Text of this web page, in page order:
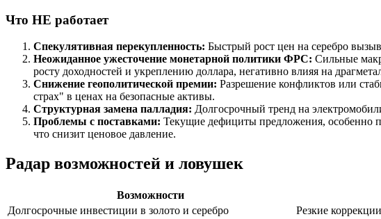
Что НЕ работает
Спекулятивная перекупленность: Быстрый рост цен на серебро
Неожиданное ужесточение монетарной политики ФРС: Сильные
росту доходностей и укреплению доллара, негативно влияя на
Снижение геополитической премии: Разрешение конфликтов или
страх" в ценах на безопасные активы.
Структурная замена палладия: Долгосрочный тренд на
Проблемы с поставками: Текущие дефициты предложения, особенно
что снизит ценовое давление.
Радар возможностей и ловушек
Возможности
Долгосрочные инвестиции в золото и серебро
Резкие